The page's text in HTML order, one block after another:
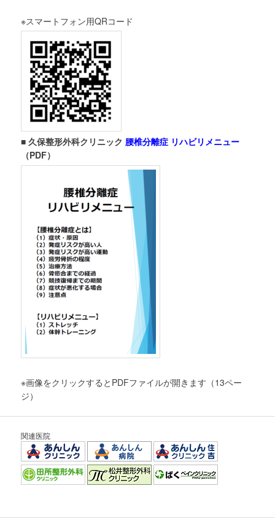
ツ
へ
移
動
※スマートフォン用QRコード
■ 久保整形外科クリニック 腰椎分離症 リハビリメニュー
（PDF）
※画像をクリックするとPDFファイルが開きます（13ペー
ジ）
関連医院